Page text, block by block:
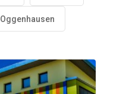
Oggenhausen